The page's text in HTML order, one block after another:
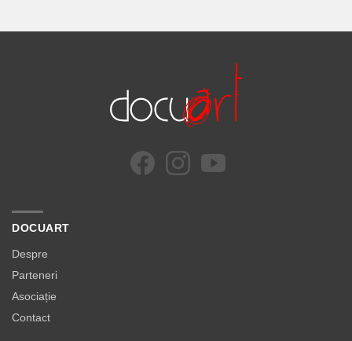
DOCUART
Despre
Parteneri
Asociație
Contact